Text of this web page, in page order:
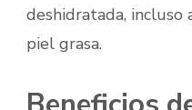
deshidratada,
piel grasa.